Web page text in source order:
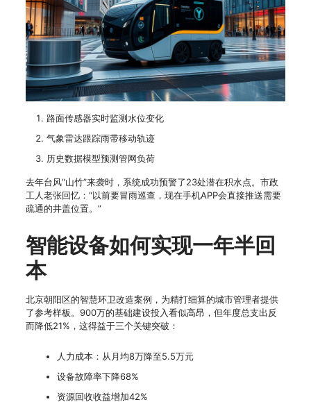
路面传感器实时监测水位变化
气象雷达跟踪雨带移动轨迹
历史数据模型预测管网负荷
去年台风“山竹”来袭时，系统成功预警了23处潜在积水点。市政
工人老张回忆：“以前要冒雨巡查，现在手机APP会直接推送需要
疏通的井盖位置。”
智能设备如何实现一年半回
本
北京朝阳区的智慧环卫改造案例，为精打细算的城市管理者提供
了参考样板。900万的基础建设投入看似高昂，但年度总支出反
而降低21%，这得益于三个关键突破：
人力成本：从月均8万降至5.5万元
设备故障率下降68%
资源回收收益增加42%